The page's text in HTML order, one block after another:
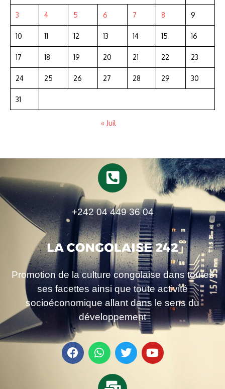
3 4 5 6 7 8 9
10 11 12 13 14 15 16
17 18 19 20 21 22 23
24 25 26 27 28 29 30
31
« Juil
+242 04 449 36 04
Promotion de la culture congolaise dans toutes
ses facettes ainsi que toute activité
socioéconomique allant dans le sens du
développement